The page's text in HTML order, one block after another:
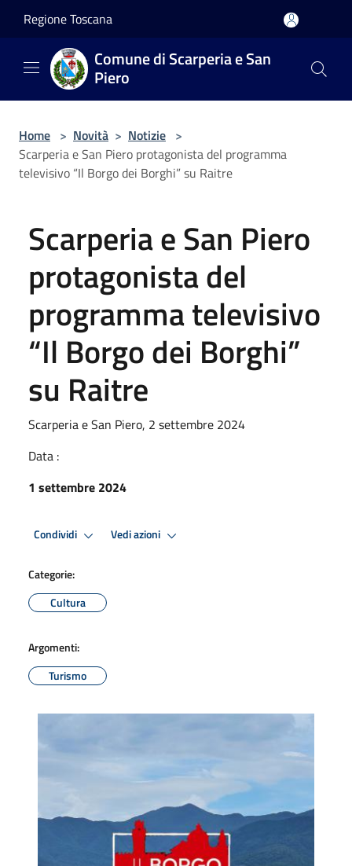
Regione Toscana
Comune di Scarperia e San
Piero
Home > Novità > Notizie >
Scarperia e San Piero protagonista del programma
televisivo “Il Borgo dei Borghi” su Raitre
Scarperia e San Piero
protagonista del
programma televisivo
“Il Borgo dei Borghi”
su Raitre
Scarperia e San Piero, 2 settembre 2024
Data :
1 settembre 2024
Condividi Vedi azioni
Categorie:
Cultura
Argomenti:
Turismo